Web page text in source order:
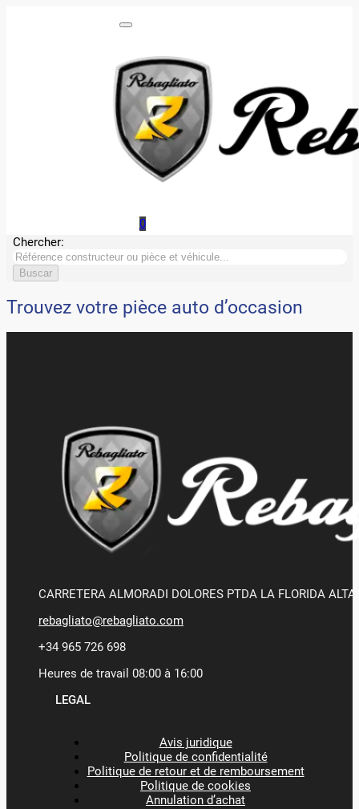
0
Chercher:
Trouvez votre pièce auto d’occasion
CARRETERA ALMORADI DOLORES PTDA LA FLORIDA
rebagliato@rebagliato.com
+34 965 726 698
Heures de travail 08:00 à 16:00
LEGAL
Avis juridique
Politique de confidentialité
Politique de retour et de remboursement
Politique de cookies
Annulation d’achat